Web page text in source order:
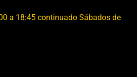
a 18:45 continuado Sábados de